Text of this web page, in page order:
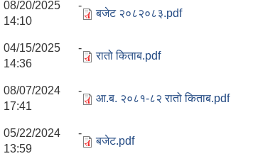
08/20/2025 -
14:10
बजेट २०८२०८३.pdf
04/15/2025 -
14:36
रातो किताब.pdf
08/07/2024 -
17:41
आ.ब. २०८१-८२ रातो किताब.pdf
05/22/2024 -
13:59
बजेट.pdf